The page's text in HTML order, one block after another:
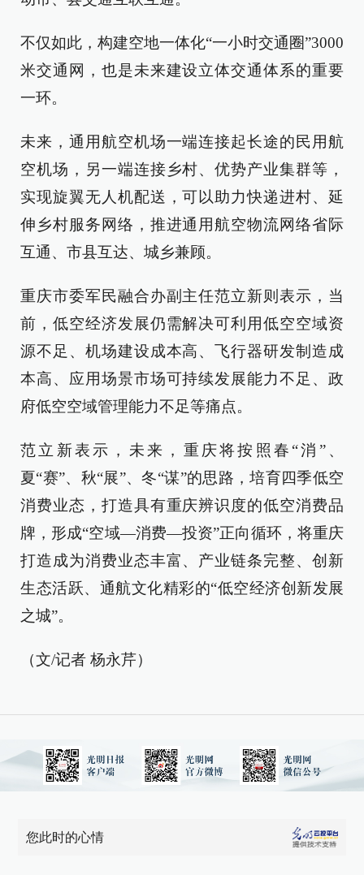
不仅如此，构建空地一体化“一小时交通圈”3000
米交通网，也是未来建设立体交通体系的重要
一环。
未来，通用航空机场一端连接起长途的民用航
空机场，另一端连接乡村、优势产业集群等，
实现旋翼无人机配送，可以助力快递进村、延
伸乡村服务网络，推进通用航空物流网络省际
互通、市县互达、城乡兼顾。
重庆市委军民融合办副主任范立新则表示，当
前，低空经济发展仍需解决可利用低空空域资
源不足、机场建设成本高、飞行器研发制造成
本高、应用场景市场可持续发展能力不足、政
府低空空域管理能力不足等痛点。
范立新表示，未来，重庆将按照春“消”、
夏“赛”、秋“展”、冬“谋”的思路，培育四季低空
消费业态，打造具有重庆辨识度的低空消费品
牌，形成“空域—消费—投资”正向循环，将重庆
打造成为消费业态丰富、产业链条完整、创新
生态活跃、通航文化精彩的“低空经济创新发展
之城”。
（文/记者 杨永芹）
您此时的心情